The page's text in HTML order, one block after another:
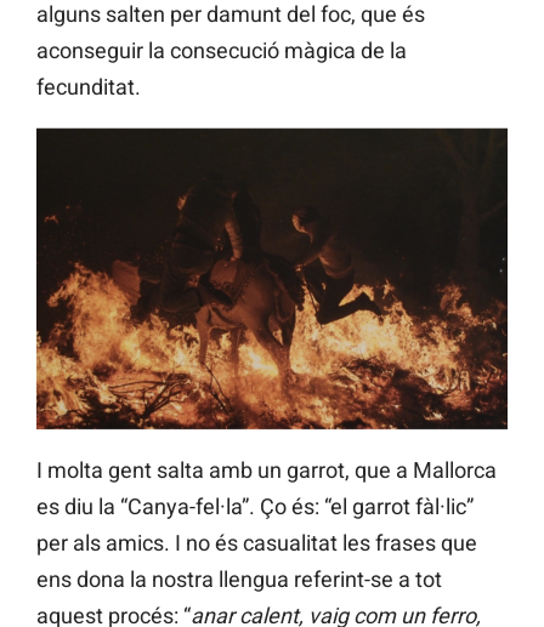
alguns salten per damunt del foc, que és
aconseguir la consecució màgica de la
fecunditat.
I molta gent salta amb un garrot, que a Mallorca
es diu la “Canya-fel·la”. Ço és: “el garrot fàl·lic”
per als amics. I no és casualitat les frases que
ens dona la nostra llengua referint-se a tot
aquest procés: “anar calent, vaig com un ferro,